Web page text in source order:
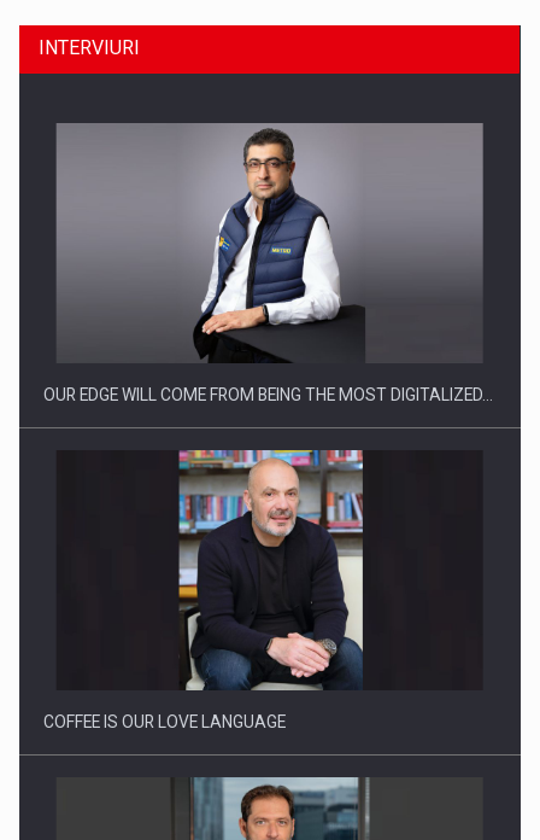
Producatorii si comerciantii care nu se supun noilor
Proteinmaxxing and the Future of Protein Demand
INTERVIURI
OUR EDGE WILL COME FROM BEING THE MOST DIGITALIZED…
COFFEE IS OUR LOVE LANGUAGE